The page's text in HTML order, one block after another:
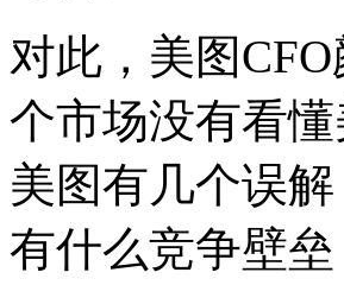
对此，美图
个市场没有看
美图有几个误
有什么竞争壁